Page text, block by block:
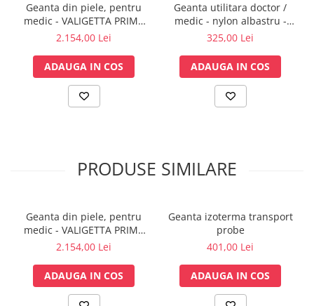
Audiometre
Laringoscoape
Oglinzi/Lampi frontale
Diapazon
Set ORL/Oftalmo
Lampi examinare
Electroencefalografe
Stetoscoape
Tensiometre
Oftalmoscoape
Otoscoape
Ingrijirea sanatatii
Geanta din piele, pentru
medic - VALIGETTA PRIME
LEATHER
2.154,00 Lei
ADAUGA IN COS
Geanta utilitara doctor /
medic - nylon albastru -
GIMA
325,00 Lei
ADAUGA IN COS
PRODUSE SIMILARE
Geanta din piele, pentru
medic - VALIGETTA PRIME
LEATHER
2.154,00 Lei
ADAUGA IN COS
Geanta izoterma transport
probe
401,00 Lei
ADAUGA IN COS